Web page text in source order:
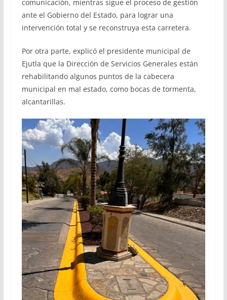
comunicación, mientras sigue el proceso de gestión
ante el Gobierno del Estado, para lograr una
intervención total y se reconstruya esta carretera.
Por otra parte, explicó el presidente municipal de
Ejutla que la Dirección de Servicios Generales están
rehabilitando algunos puntos de la cabecera
municipal en mal estado, como bocas de tormenta,
alcantarillas.